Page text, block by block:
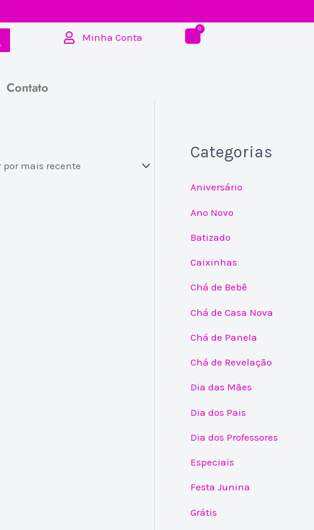
Minha Conta
Contato
Categorias
Aniversário
Ano Novo
Batizado
Caixinhas
Chá de Bebê
Chá de Casa Nova
Chá de Panela
Chá de Revelação
Dia das Mães
Dia dos Pais
Dia dos Professores
Especiais
Festa Junina
Grátis